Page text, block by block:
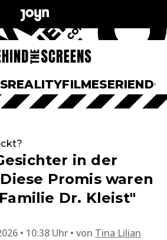
REALITYFILMESERIEN
in der
Promis waren
Dr. Kleist"
• 10:38 Uhr von Tina Lilian